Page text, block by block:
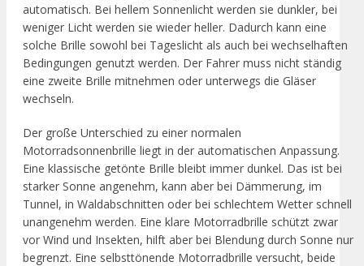
automatisch. Bei hellem Sonnenlicht werden sie dunkler, bei
weniger Licht werden sie wieder heller. Dadurch kann eine
solche Brille sowohl bei Tageslicht als auch bei wechselhaften
Bedingungen genutzt werden. Der Fahrer muss nicht ständig
eine zweite Brille mitnehmen oder unterwegs die Gläser
wechseln.
Der große Unterschied zu einer normalen
Motorradsonnenbrille liegt in der automatischen Anpassung.
Eine klassische getönte Brille bleibt immer dunkel. Das ist bei
starker Sonne angenehm, kann aber bei Dämmerung, im
Tunnel, in Waldabschnitten oder bei schlechtem Wetter schnell
unangenehm werden. Eine klare Motorradbrille schützt zwar
vor Wind und Insekten, hilft aber bei Blendung durch Sonne nur
begrenzt. Eine selbsttönende Motorradbrille versucht, beide